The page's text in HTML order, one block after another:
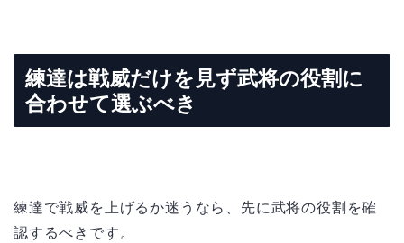
練達は戦威だけを見ず武将の役割に
合わせて選ぶべき
練達で戦威を上げるか迷うなら、先に武将の役割を確
認するべきです。